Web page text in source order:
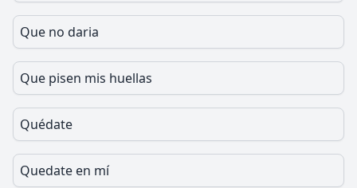
Que no daria
Que pisen mis huellas
Quédate
Quedate en mí